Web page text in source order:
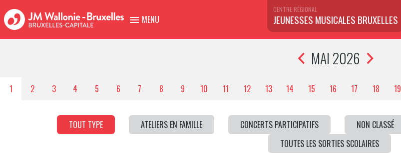
MENU
CENTRE RÉGIONAL
JEUNESSES MUSICALES BRUXELLES
MAI 2026
1 2 3 4 5 6 7 8 9 10 11 12 13 14 15 16 17 18 19
TOUT TYPE ATELIERS EN FAMILLE CONCERTS PARTICIPATIFS NON CLASSÉ
TOUTES LES SORTIES SCOLAIRES